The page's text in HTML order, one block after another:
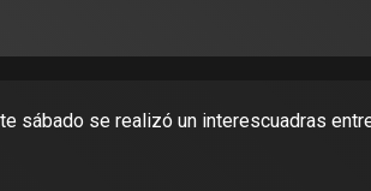
sábado se realizó un interescuadras